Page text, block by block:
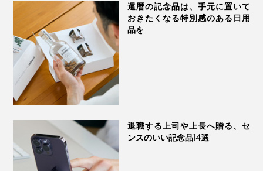
還暦の記念品は、手元に置いて
おきたくなる特別感のある日用
品を
退職する上司や上長へ贈る、セ
ンスのいい記念品14選